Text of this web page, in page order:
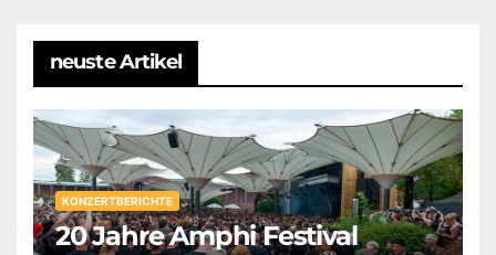
neuste Artikel
KONZERTBERICHTE
20 Jahre Amphi Festival